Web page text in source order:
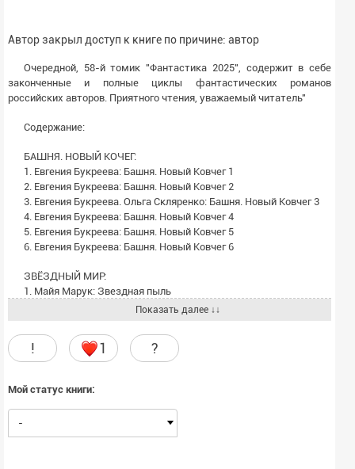
Автор закрыл доступ к книге по причине: автор
Очередной, 58-й томик "Фантастика 2025", содержит в себе
законченные и полные циклы фантастических романов
российских авторов. Приятного чтения, уважаемый читатель"
Содержание:
БАШНЯ. НОВЫЙ КОЧЕГ:
1. Евгения Букреева: Башня. Новый Ковчег 1
2. Евгения Букреева: Башня. Новый Ковчег 2
3. Евгения Букреева. Ольга Скляренко: Башня. Новый Ковчег 3
4. Евгения Букреева: Башня. Новый Ковчег 4
5. Евгения Букреева: Башня. Новый Ковчег 5
6. Евгения Букреева: Башня. Новый Ковчег 6
ЗВЁЗДНЫЙ МИР:
1. Майя Марук: Звездная пыль
2. Майя Марук: Звездная охота
4. Майя Марук: Звездное наказание
МЕНТ ВЕЗДЕ МЕНТ:
2. Лев Юрьевич Альтмарк: Трансфер на тот свет
3. Лев Юрьевич Альтмарк: Чудак на холме
4. Лев Юрьевич Альтмарк: Стражи времени
Показать далее ↓↓
! 1 ?
Мой статус книги:
-